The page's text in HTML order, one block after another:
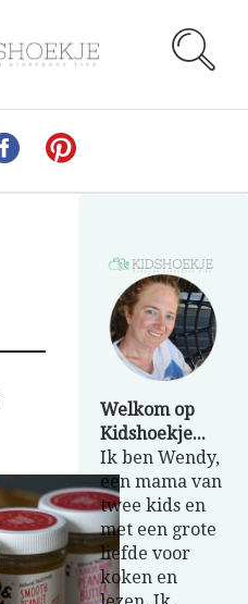
Welkom op
Kidshoekje...
Ik ben Wendy,
een mama van
twee kids en
met een grote
liefde voor
koken en